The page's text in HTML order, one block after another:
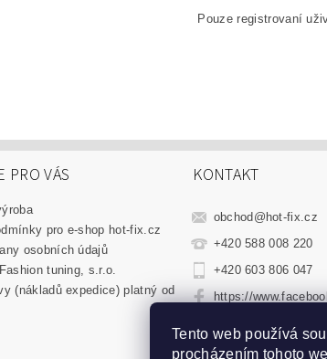
Pouze registrovaní
PRO VÁS
pro e-shop hot-fix.cz
osobních údajů
tuning, s.r.o.
(nákladů expedice) platný od
KONTAKT
obchod @ hot-fix.cz
+420 588 008 220
+420 603 806 047
https://
Tento web používá
procházením tohoto